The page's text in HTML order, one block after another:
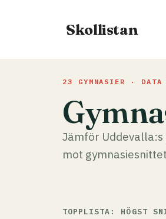
Skollistan
23 GYMNASIER · DATA
Jämför
mot
TOPPLISTA: HÖGST